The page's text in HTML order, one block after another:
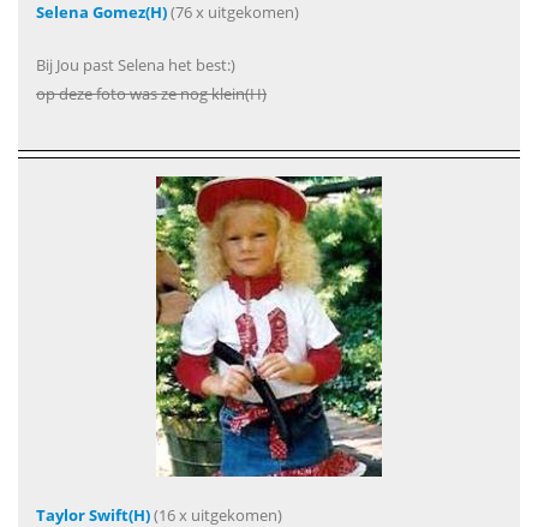
Selena Gomez(H)(76 x uitgekomen)
Bij Jou past Selena het best:)
op deze foto was ze nog klein(H)
Taylor Swift(H)(16 x uitgekomen)